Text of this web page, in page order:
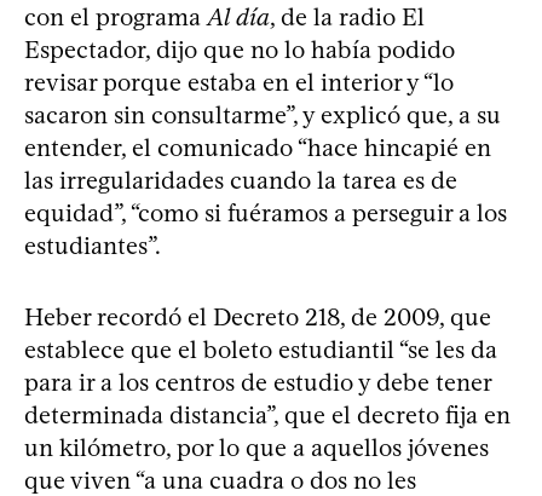
con el programa Al día, de la radio El
Espectador, dijo que no lo había podido
revisar porque estaba en el interior y “lo
sacaron sin consultarme”, y explicó que, a su
entender, el comunicado “hace hincapié en
las irregularidades cuando la tarea es de
equidad”, “como si fuéramos a perseguir a los
estudiantes”.
Heber recordó el Decreto 218, de 2009, que
establece que el boleto estudiantil “se les da
para ir a los centros de estudio y debe tener
determinada distancia”, que el decreto fija en
un kilómetro, por lo que a aquellos jóvenes
que viven “a una cuadra o dos no les